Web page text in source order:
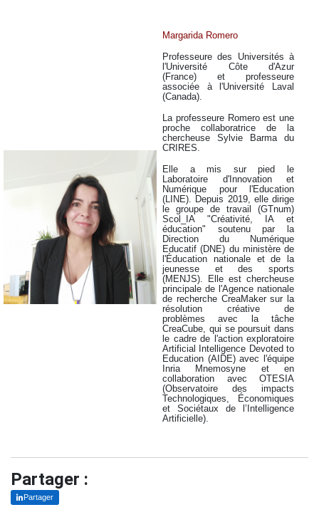
Margarida Romero
Professeure des Universités à
l'Université Côte d'Azur
(France) et professeure
associée à l'Université Laval
(Canada).
La professeure Romero est une
proche collaboratrice de la
chercheuse Sylvie Barma du
CRIRES.
Elle a mis sur pied le
Laboratoire d'Innovation et
Numérique pour l'Education
(LINE). Depuis 2019, elle dirige
le groupe de travail (GTnum)
Scol_IA "Créativité, IA et
éducation" soutenu par la
Direction du Numérique
Educatif (DNE) du ministère de
l'Éducation nationale et de la
jeunesse et des sports
(MENJS). Elle est chercheuse
principale de l'Agence nationale
de recherche CreaMaker sur la
résolution créative de
problèmes avec la tâche
CreaCube, qui se poursuit dans
le cadre de l'action exploratoire
Artificial Intelligence Devoted to
Education (AIDE) avec l'équipe
Inria Mnemosyne et en
collaboration avec OTESIA
(Observatoire des impacts
Technologiques, Économiques
et Sociétaux de l’Intelligence
Artificielle).
Partager :
Partager